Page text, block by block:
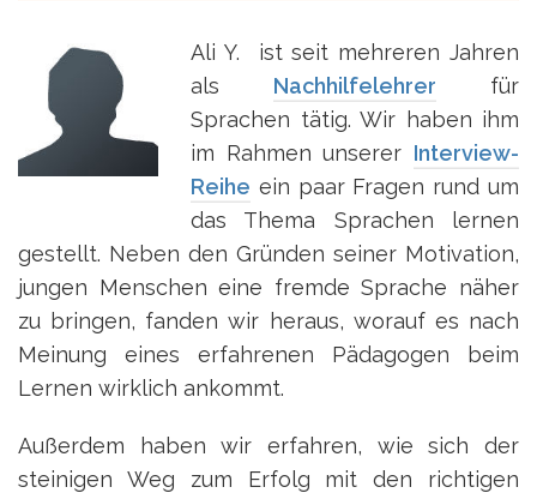
Ali Y. ist seit mehreren Jahren
als Nachhilfelehrer für
Sprachen tätig. Wir haben ihm
im Rahmen unserer Interview-
Reihe ein paar Fragen rund um
das Thema Sprachen lernen
gestellt. Neben den Gründen seiner Motivation,
jungen Menschen eine fremde Sprache näher
zu bringen, fanden wir heraus, worauf es nach
Meinung eines erfahrenen Pädagogen beim
Lernen wirklich ankommt.
Außerdem haben wir erfahren, wie sich der
steinigen Weg zum Erfolg mit den richtigen